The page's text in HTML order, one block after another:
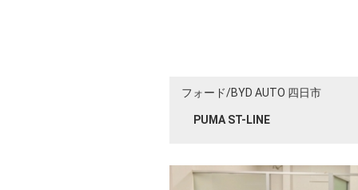
フォード/BYD AUTO 四日市
PUMA ST-LINE